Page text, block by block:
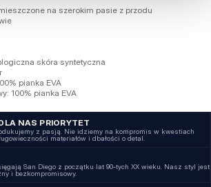
na szerokim pasie z przodu
skóra syntetyczna
pianka EVA
100% pianka EVA
NAS PRIORYTET
z pasją. Nie idziemy na kompromis w kwestiach
materiałów i dbałości o detal.
San Diego z początku lat 90-tych XX wieku. Nasz styl jest
i bezkompromisowy.